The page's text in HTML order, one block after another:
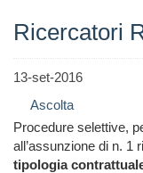
Ricercatori
13-set-2016
Ascolta
Procedure selettive,
all’assunzione di n. 1
tipologia